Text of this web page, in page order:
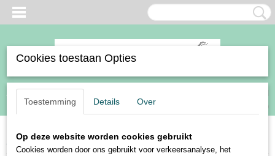
Inloggen Registreren
(0)
Home>BR sale>BR shirt Anouk
Cookies toestaan Opties
Toestemming Details Over
Op deze website worden cookies gebruikt
Cookies worden door ons gebruikt voor verkeersanalyse, het